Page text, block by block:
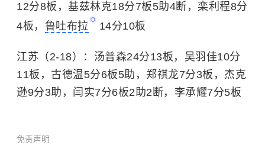
12分8板，基兹林克18分7板5助4断，栾利程8分
4板， 鲁吐布拉 14分10板
江苏（2-18）：汤普森24分13板，吴羽佳10分
11板，古德温5分6板5助， 郑祺龙7分3板，杰克
逊9分3助，闫实7分6板2助2断，李承耀7分5板
免责声明